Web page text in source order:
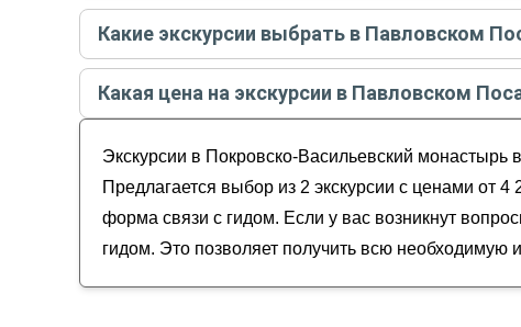
Самые популярные местав Павловском Посадев
Памятник Ленину
Храм Воскресения Словущего
Дом Широкова
Покровско-Васильевский монастырь
Музей истории русского платка и шали
Какие экскурсии выбрать в Павловском
Самые популярные экскурсиив Павловском
Павловский Посад — ситцевый город с богатой
Какая цена на экскурсии в Павловском
Экскурсии в Покровско-Васильевский монастырь
Предлагается выбор из 2 экскурсии с ценами от
форма связи с гидом. Если у вас возникнут
гидом. Это позволяет получить всю